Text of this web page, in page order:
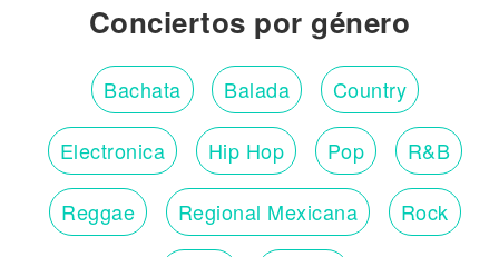
Conciertos por género
Bachata Balada Country
Electronica Hip Hop Pop R&B
Reggae Regional Mexicana Rock